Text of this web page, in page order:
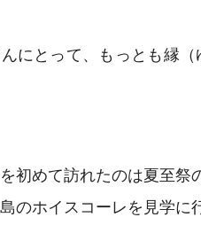
にとって、もっとも縁
初めて訪れたのは夏至祭
のホイスコーレを見学に